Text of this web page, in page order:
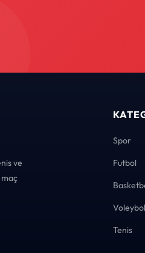
ve
Spor
Futbol
Voleybol
Tenis